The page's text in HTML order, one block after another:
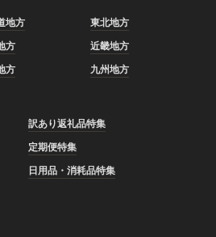
地方
東北地方
方
近畿地方
方 九州地方
訳あり返礼品特集
定期便特集
日用品・消耗品特集